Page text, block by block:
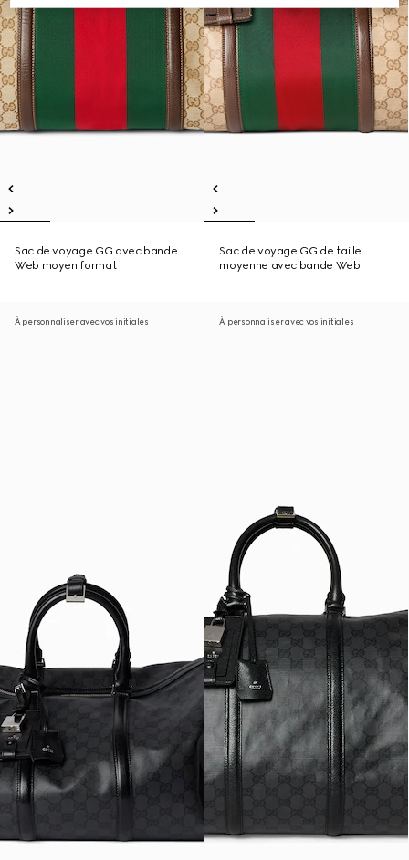
Sac de voyage GG avec bande
Web moyen format
Sac de voyage GG de taille
moyenne avec bande Web
À personnaliser avec vos initiales À personnaliser avec vos initiales